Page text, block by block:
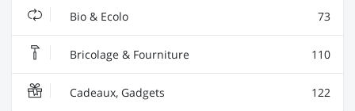
Bio & Ecolo 73
Bricolage & Fourniture 110
Cadeaux, Gadgets 122